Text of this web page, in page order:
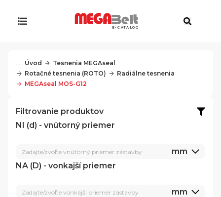
E-CATALOG
Filtrovanie produktov
NI (d) - vnútorný priemer
Zadajte/zvoľte vnútorný priemer zástavby
mm
NA (D) - vonkajší priemer
Zadajte/zvoľte vonkajší priemer zástavby
mm
. . . Úvod
Tesnenia MEGAseal
Rotačné tesnenia (ROTO)
Radiálne tesnenia
MEGAseal MOS-G12